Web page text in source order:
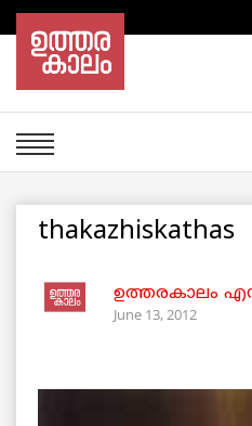
thakazhiskathas
ഉത്തരകാലം
June 13, 2012